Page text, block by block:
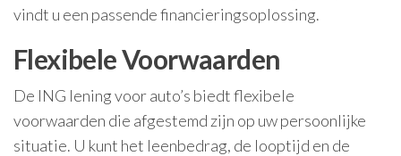
vindt u een passende financieringsoplossing.
Flexibele Voorwaarden
De ING lening voor auto’s biedt flexibele
voorwaarden die afgestemd zijn op uw persoonlijke
situatie. U kunt het leenbedrag, de looptijd en de